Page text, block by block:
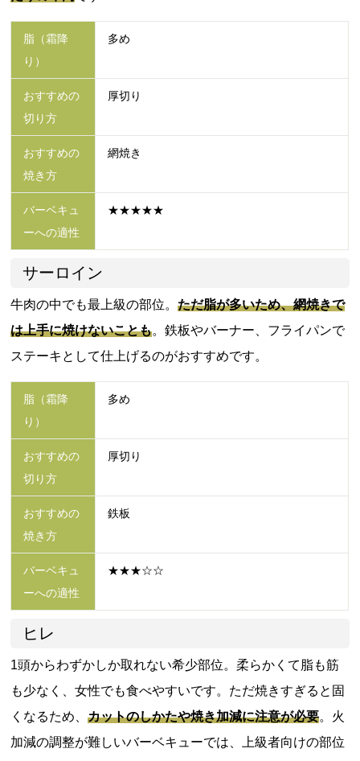
脂（霜降
り）
多め
おすすめの
切り方
厚切り
おすすめの
焼き方
網焼き
バーベキュ
ーへの適性
★★★★★
サーロイン
牛肉の中でも最上級の部位。ただ脂が多いため、網焼きで
は上手に焼けないことも。鉄板やバーナー、フライパンで
ステーキとして仕上げるのがおすすめです。
脂（霜降
り）
多め
おすすめの
切り方
厚切り
おすすめの
焼き方
鉄板
バーベキュ
ーへの適性
★★★☆☆
ヒレ
1頭からわずかしか取れない希少部位。柔らかくて脂も筋
も少なく、女性でも食べやすいです。ただ焼きすぎると固
くなるため、カットのしかたや焼き加減に注意が必要。火
加減の調整が難しいバーベキューでは、上級者向けの部位